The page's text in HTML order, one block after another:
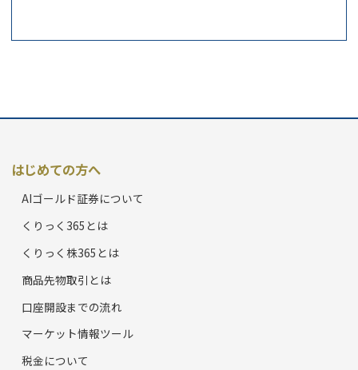
はじめての方へ
AIゴールド証券について
くりっく365とは
くりっく株365とは
商品先物取引とは
口座開設までの流れ
マーケット情報ツール
税金について